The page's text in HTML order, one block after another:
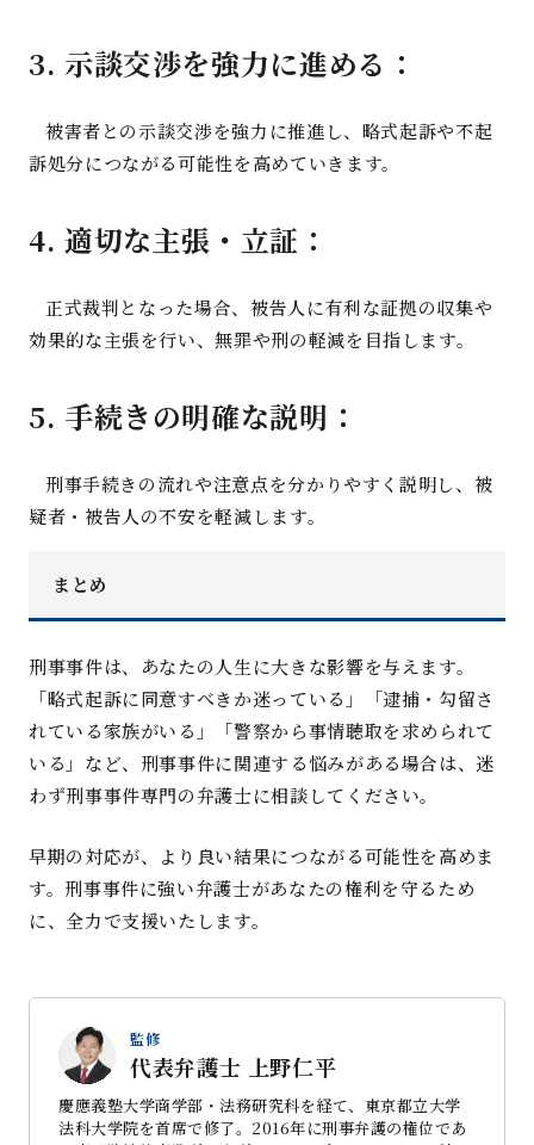
3. 示談交渉を強力に進める ：
被害者との示談交渉を強力に推進し、略式起訴や不起
訴処分につながる可能性を高めていきます。
4. 適切な主張・立証 ：
正式裁判となった場合、被告人に有利な証拠の収集や
効果的な主張を行い、無罪や刑の軽減を目指します。
5. 手続きの明確な説明 ：
刑事手続きの流れや注意点を分かりやすく説明し、被
疑者・被告人の不安を軽減します。
まとめ
刑事事件は、
あなたの人生に大きな影響を与えます。
「略式起訴に同意すべきか迷っている」「逮捕・勾留さ
れている家族がいる」「警察から事情聴取を求められて
いる」など、刑事事件に関連する悩みがある場合は、迷
わず刑事事件専門の弁護士に相談してください。
早期の対応が、より良い結果につながる可能性を高めま
す。刑事事件に強い弁護士があなたの権利を守るため
に、全力で支援いたします。
監修
代表弁護士 上野仁平
慶應義塾大学商学部・法務研究科を経て、東京都立大学
法科大学院を首席で修了。2016年に刑事弁護の権位であ